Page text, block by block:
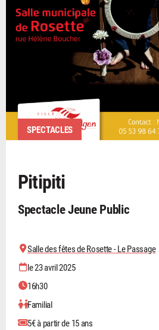
SPECTACLES
Pitipiti
Spectacle Jeune Public
Salle des fêtes de Rosette - Le Passage
le 23 avril 2025
16h30
Familial
5€ à partir de 15 ans